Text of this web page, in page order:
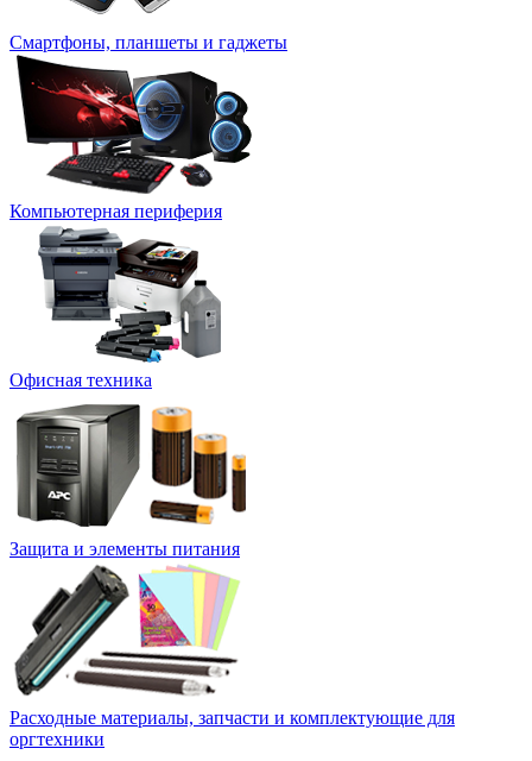
Смартфоны, планшеты и гаджеты
Компьютерная периферия
Офисная техника
Защита и элементы питания
Расходные материалы, запчасти и комплектующие для
оргтехники